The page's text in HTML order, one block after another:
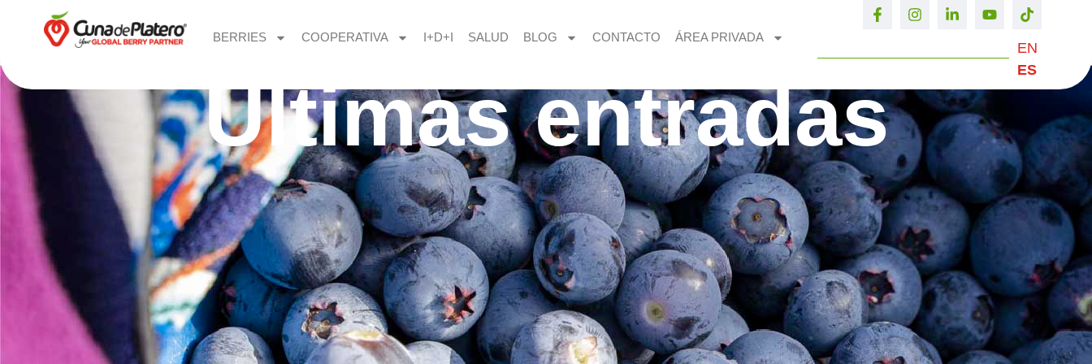
BERRIES COOPERATIVA I+D+I SALUD BLOG CONTACTO ÁREA PRIVADA
EN
ES
Últimas entradas